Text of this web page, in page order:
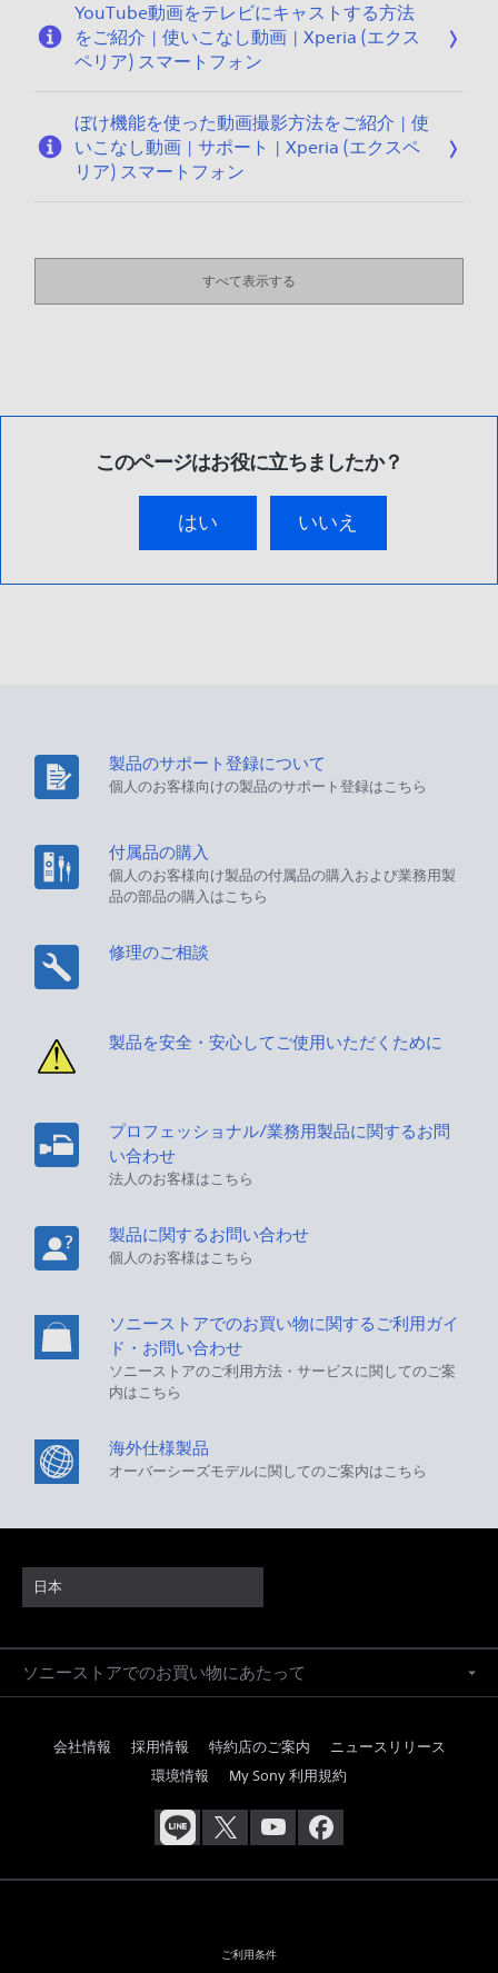
YouTube動画をテレビにキャストする方法
をご紹介 | 使いこなし動画 | Xperia (エクス
ペリア) スマートフォン
ぼけ機能を使った動画撮影方法をご紹介 | 使
いこなし動画 | サポート | Xperia (エクスペ
リア) スマートフォン
すべて表示する
このページはお役に立ちましたか？
はい いいえ
製品のサポート登録について
個人のお客様向けの製品のサポート登録はこちら
付属品の購入
個人のお客様向け製品の付属品の購入および業務用製
品の部品の購入はこちら
修理のご相談
製品を安全・安心してご使用いただくために
プロフェッショナル/業務用製品に関するお問
い合わせ
法人のお客様はこちら
製品に関するお問い合わせ
個人のお客様はこちら
ソニーストアでのお買い物に関するご利用ガイ
ド・お問い合わせ
ソニーストアのご利用方法・サービスに関してのご案
内はこちら
海外仕様製品
オーバーシーズモデルに関してのご案内はこちら
日本
ソニーストアでのお買い物にあたって
会社情報 採用情報 特約店のご案内
ニュースリリース
環境情報
My Sony 利用規約
ご利用条件